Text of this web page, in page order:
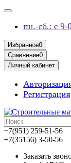
пн.-сб.: с 9-
Избранное0
Сравнение0
Личный кабинет
Регистрация
+7(951) 259-51-56
+7(35156) 3-50-56
Заказать